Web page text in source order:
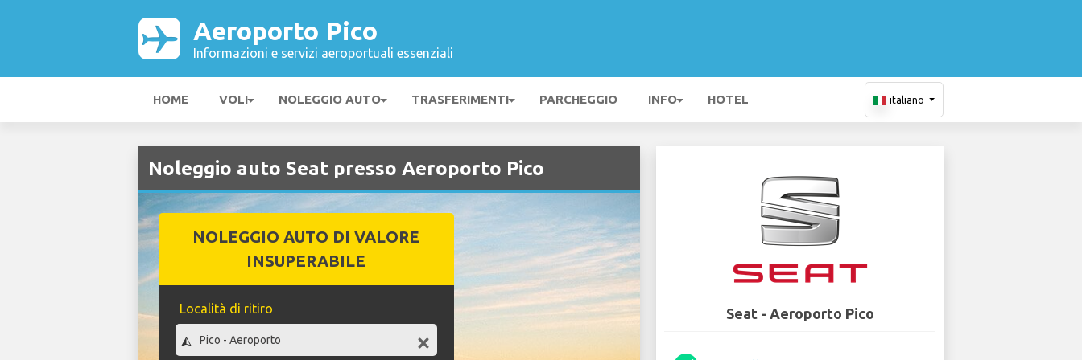
Aeroporto Pico
Informazioni e servizi aeroportuali essenziali
HOME VOLI NOLEGGIO AUTO TRASFERIMENTI PARCHEGGIO INFO HOTEL italiano
Noleggio auto Seat presso Aeroporto Pico
NOLEGGIO AUTO DI VALORE
INSUPERABILE
Località di ritiro Seat - Aeroporto Pico